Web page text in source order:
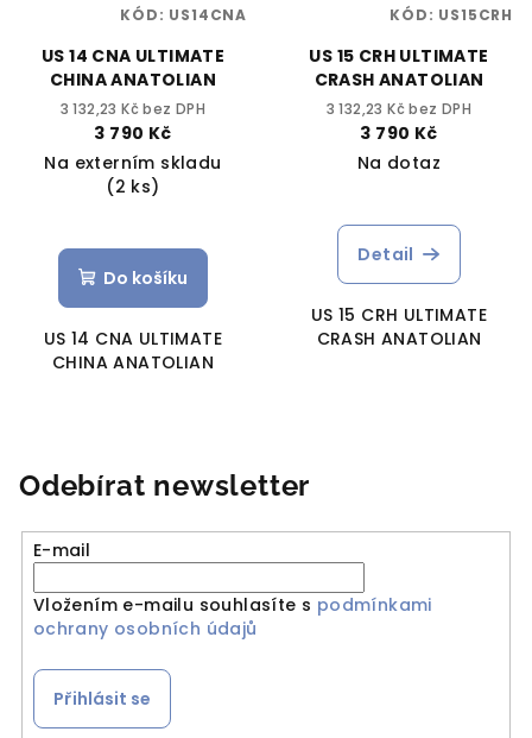
US 14 CNA ULTIMATE
CHINA ANATOLIAN
3 132,23 Kč bez DPH
3 790 Kč
Na externím skladu
(2 ks)
Do košíku
US 14 CNA ULTIMATE
CHINA ANATOLIAN
KÓD: US14CNA
US 15 CRH ULTIMATE
CRASH ANATOLIAN
3 132,23 Kč bez DPH
3 790 Kč
Na dotaz
Detail
US 15 CRH ULTIMATE
CRASH ANATOLIAN
KÓD: US15CRH
Odebírat newsletter
E-mail
Vložením e-mailu souhlasíte s podmínkami
ochrany osobních údajů
Přihlásit se